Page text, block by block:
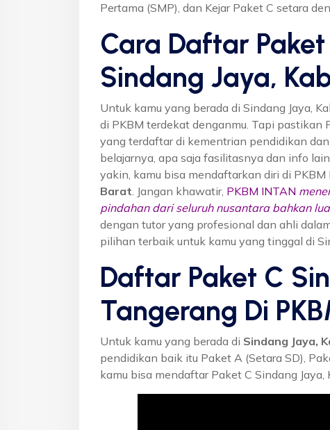
Pertama (SMP), dan Kejar Paket C setara
Cara Daftar
Sindang Jaya,
Untuk kamu yang berada di Sindang Jaya,
di PKBM terdekat denganmu. Tapi pastikan
yang terdaftar di kementrian pendidikan
belajarnya, apa saja fasilitasnya dan info
yakin, kamu bisa mendaftarkan diri di
Barat. Jangan khawatir, PKBM INTAN
pindahan dari seluruh nusantara bahkan
dengan tutor yang profesional dan ahli
pilihan terbaik untuk kamu yang tinggal di
Daftar Paket C
Tangerang Di
Untuk kamu yang berada di Sindang Jaya,
pendidikan baik itu Paket A (Setara SD),
kamu bisa mendaftar Paket C Sindang Jaya,